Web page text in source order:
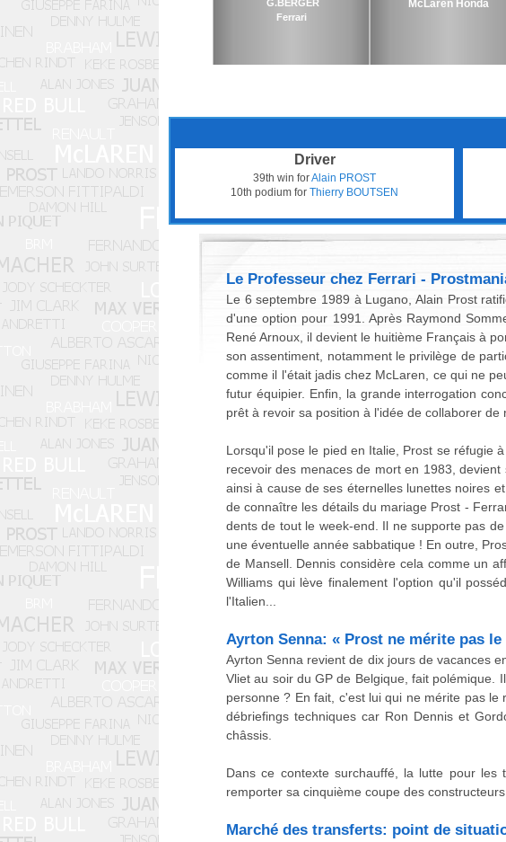
G.BERGER
Ferrari
McLaren Honda
Driver
39th win forAlain PROST
10th podium for Thierry BOUTSEN
Le Professeur chez Ferrari -
Le 6 septembre 1989 à Lugano, Alain Prost
d'une option pour 1991. Après Raymond
René Arnoux, il devient le huitième Français à
son assentiment, notamment le privilège de
comme il l'était jadis chez McLaren, ce qui ne
futur équipier. Enfin, la grande interrogation
prêt à revoir sa position à l'idée de collaborer de
Lorsqu'il pose le pied en Italie, Prost se réfugie
recevoir des menaces de mort en 1983,
ainsi à cause de ses éternelles lunettes noires
de connaître les détails du mariage Prost -
dents de tout le week-end. Il ne supporte pas
une éventuelle année sabbatique ! En outre,
de Mansell. Dennis considère cela comme un
Williams qui lève finalement l'option qu'il
l'Italien...
Ayrton Senna: « Prost ne mérite pas le
Ayrton Senna revient de dix jours de vacances
Vliet au soir du GP de Belgique, fait polémique.
personne ? En fait, c'est lui qui ne mérite pas
débriefings techniques car Ron Dennis et
châssis.
Dans ce contexte surchauffé, la lutte pour les
remporter sa cinquième coupe des
Marché des transferts: point de